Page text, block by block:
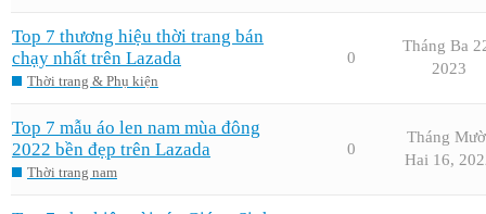
Top 7 thương hiệu thời trang bán
chạy nhất trên Lazada
Thời trang & Phụ kiện
0
Tháng Ba
2023
Top 7 mẫu áo len nam mùa đông
2022 bền đẹp trên Lazada
Thời trang nam
0
Tháng
Hai 16,